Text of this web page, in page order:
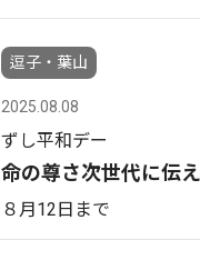
逗子・葉山
2025.08.08
ずし平和デー
命の尊さ次世代に伝
８月12日まで